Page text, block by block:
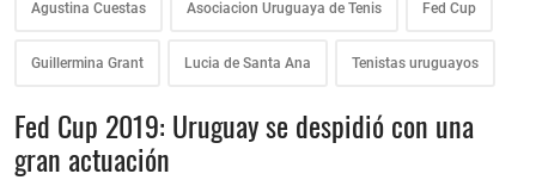
Agustina Cuestas Asociacion Uruguaya de Tenis Fed Cup
Guillermina Grant Lucia de Santa Ana Tenistas uruguayos
Fed Cup 2019: Uruguay se despidió con una
gran actuación